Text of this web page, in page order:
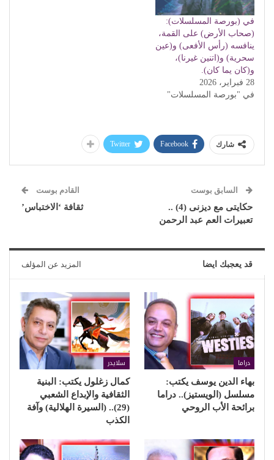
في (بورصة المسلسلات):
(صحاب الأرض) على القمة،
ينافسه (رأس الأفعى) و(عين
سحرية) و(اتنين غيرنا)،
و(كان يما كان).
28 فبراير، 2026
في "بورصة المسلسلات"
شارك Facebook
Twitter
السابق بوست
حكايتى مع ديزنى (4) ..
تعبيرات العم عبد الرحمن
القادم بوست
ثقافة ‘الاختباس’
قد يعجبك ايضا المزيد عن المؤلف
دراما
بهاء الدين يوسف يكتب:
مسلسل (الويستيز).. دراما
برائحة الأب الروحي
سلايدر
كمال زغلول يكتب: البنية
الثقافية والإبداع الشعبي
(29).. (السيرة الهلالية) وآفة
الكذب